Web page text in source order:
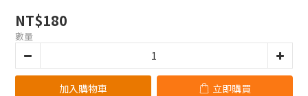
NT$180
數量
加入購物車 立即購買